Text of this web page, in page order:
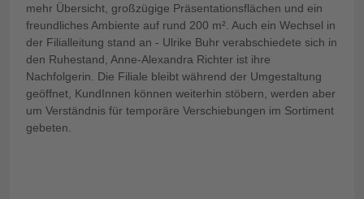
mehr Übersicht, großzügige Präsentationsflächen und ein
freundliches Ambiente auf rund 200 m². Auch ein Wechsel in
der Filialleitung stand an - Ulrike Buhr verabschiedete sich in
den Ruhestand, Anne-Alexandra Richter ist ihre
Nachfolgerin. Die Filiale bleibt während der Umgestaltung
geöffnet, KundInnen können weiterhin stöbern, werden aber
um Verständnis für temporäre Verschiebungen im Sortiment
gebeten.